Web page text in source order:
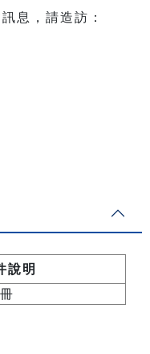
息，請造訪：
說明